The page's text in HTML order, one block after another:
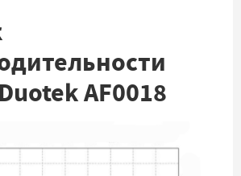
AF0018